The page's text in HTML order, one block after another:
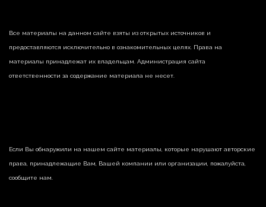
Все материалы на данном сайте взяты из открытых источников и
предоставляются исключительно в ознакомительных целях. Права на
материалы принадлежат их владельцам. Администрация сайта
ответственности за содержание материала не несет.
Если Вы обнаружили на нашем сайте материалы, которые нарушают авторские
права, принадлежащие Вам, Вашей компании или организации, пожалуйста,
сообщите нам.